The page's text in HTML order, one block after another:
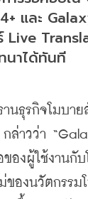
และ
Live
นาได้ทันที
านธุรกิจโมบา
าวว่า
ของผู้ใช้งานกั
ของนวัตกรรม